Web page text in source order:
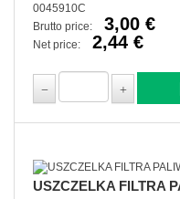
0045910C
Brutto price:
3,00 €
Net price: 2,44 €
USZCZELKA FILTRA